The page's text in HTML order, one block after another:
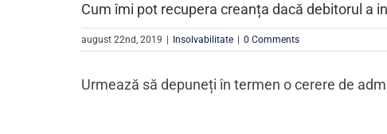
Cum îmi pot recupera creanța dacă debitorul a
august 22nd, 2019 Insolvabilitate 0 Comments
Urmează să depuneți în termen o cerere de